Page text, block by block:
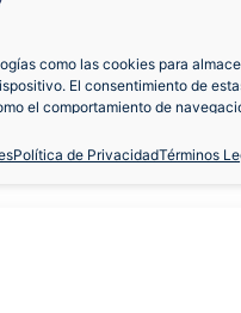
como las cookies para
El consentimiento de
el comportamiento de
características y funciones.
Política de PrivacidadTérminos